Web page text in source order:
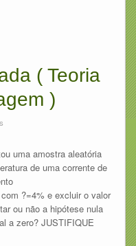
( Teoria
)
uma amostra aleatória
de uma corrente de
?=4% e excluir o valor
ou não a hipótese nula
a zero? JUSTIFIQUE